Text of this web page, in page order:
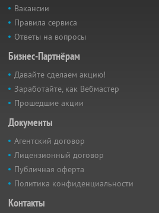
Вакансии
Правила сервиса
Ответы на вопросы
Бизнес-Партнёрам
Давайте сделаем акцию!
Заработайте, как Вебмастер
Прошедшие акции
Документы
Агентский договор
Лицензионный договор
Публичная оферта
Политика конфиденциальности
Контакты